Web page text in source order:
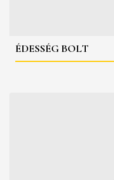
ÉDESSÉG BOLT